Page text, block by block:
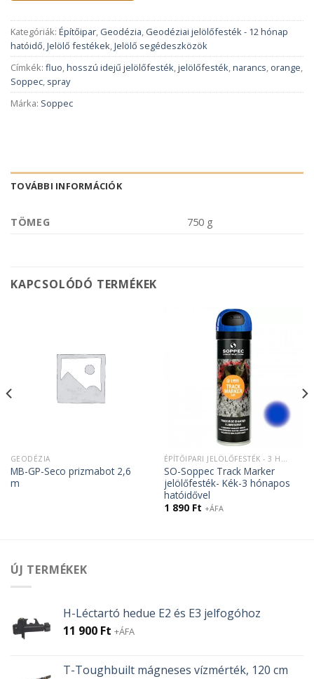
Kategóriák: Építőipar, Geodézia, Geodéziai jelölőfesték - 12 hónap
hatóidő,Jelölő festékek,Jelölő segédeszközök
Címkék: fluo,hosszú idejű jelölőfesték,jelölőfesték,narancs, orange,
Soppec, spray
Márka: Soppec
TOVÁBBI INFORMÁCIÓK
TÖMEG 750 g
KAPCSOLÓDÓ TERMÉKEK
GEODÉZIA
MB-GP-Seco prizmabot 2,6
m
ÉPÍTŐIPARI JELÖLŐFESTÉK - 3 HÓNAP HATÓIDŐ
SO-Soppec Track Marker
jelölőfesték- Kék-3 hónapos
hatóidővel
1 890 Ft +ÁFA
ÚJ TERMÉKEK
H-Léctartó hedue E2 és E3 jelfogóhoz
11 900 Ft +ÁFA
T-Toughbuilt mágneses vízmérték, 120 cm